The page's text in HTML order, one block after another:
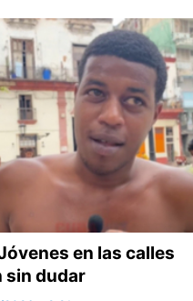
en las calles
sin dudar